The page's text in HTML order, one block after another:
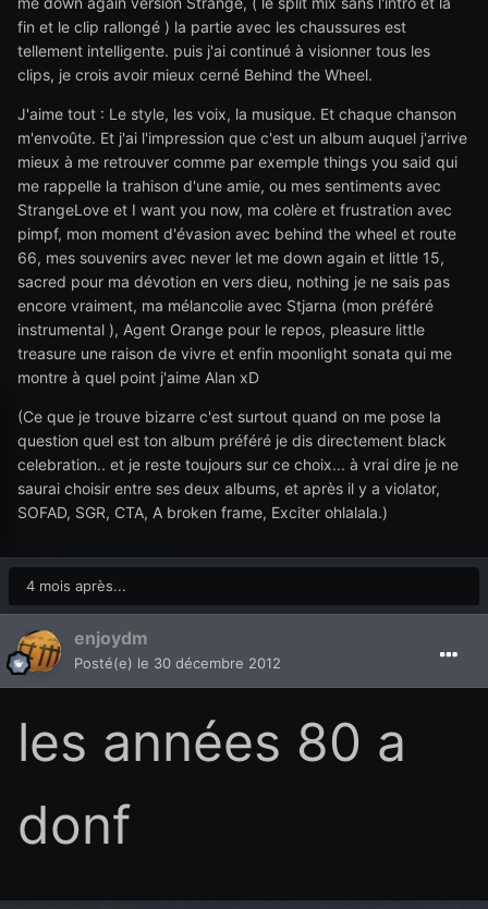
fin et le clip rallongé ) la partie avec les chaussures est
tellement intelligente. puis j'ai continué à visionner tous les
clips, je crois avoir mieux cerné Behind the Wheel.
J'aime tout : Le style, les voix, la musique. Et chaque chanson
m'envoûte. Et j'ai l'impression que c'est un album auquel j'arrive
mieux à me retrouver comme par exemple things you said qui
me rappelle la trahison d'une amie, ou mes sentiments avec
StrangeLove et I want you now, ma colère et frustration avec
pimpf, mon moment d'évasion avec behind the wheel et route
66, mes souvenirs avec never let me down again et little 15,
sacred pour ma dévotion en vers dieu, nothing je ne sais pas
encore vraiment, ma mélancolie avec Stjarna (mon préféré
instrumental ), Agent Orange pour le repos, pleasure little
treasure une raison de vivre et enfin moonlight sonata qui me
montre à quel point j'aime Alan xD
(Ce que je trouve bizarre c'est surtout quand on me pose la
question quel est ton album préféré je dis directement black
celebration.. et je reste toujours sur ce choix... à vrai dire je ne
saurai choisir entre ses deux albums, et après il y a violator,
SOFAD, SGR, CTA, A broken frame, Exciter ohlalala.)
4 mois après...
enjoydm
Posté(e) le 30 décembre 2012
les années 80 a
donf